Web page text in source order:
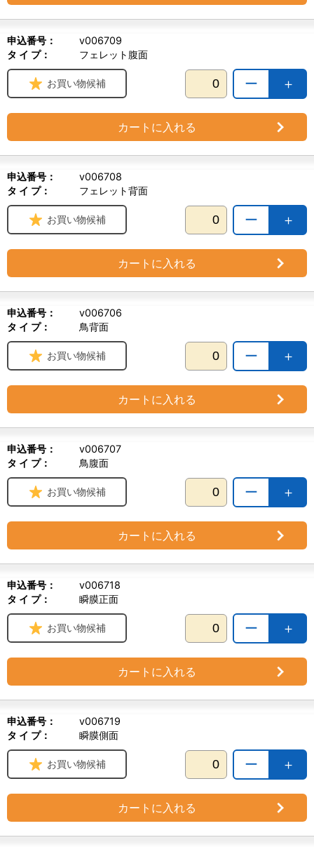
申込番号：
v006709
タ イ プ：
フェレット腹面
＋
ー
お買い物候補
カートに入れる
申込番号：
v006708
タ イ プ：
フェレット背面
＋
ー
お買い物候補
カートに入れる
申込番号：
v006706
タ イ プ：
鳥背面
＋
ー
お買い物候補
カートに入れる
申込番号：
v006707
タ イ プ：
鳥腹面
＋
ー
お買い物候補
カートに入れる
申込番号：
v006718
タ イ プ：
瞬膜正面
＋
ー
お買い物候補
カートに入れる
申込番号：
v006719
タ イ プ：
瞬膜側面
＋
ー
お買い物候補
カートに入れる